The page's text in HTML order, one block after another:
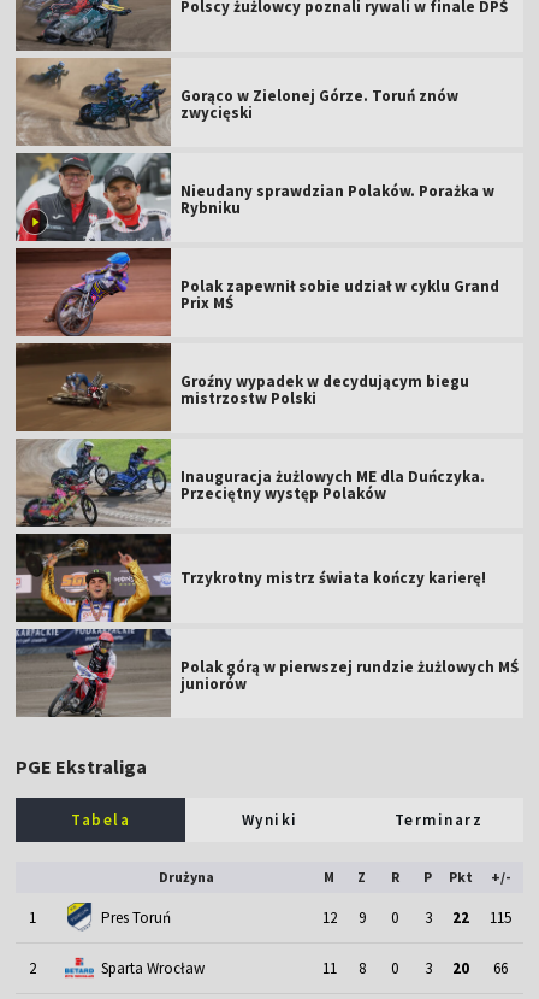
Polscy żużlowcy poznali rywali w finale DPŚ
Gorąco w Zielonej Górze. Toruń znów
zwycięski
Nieudany sprawdzian Polaków. Porażka w
Rybniku
Polak zapewnił sobie udział w cyklu Grand
Prix MŚ
Groźny wypadek w decydującym biegu
mistrzostw Polski
Inauguracja żużlowych ME dla Duńczyka.
Przeciętny występ Polaków
Trzykrotny mistrz świata kończy karierę!
Polak górą w pierwszej rundzie żużlowych MŚ
juniorów
PGE Ekstraliga
Tabela Wyniki Terminarz
Drużyna M Z R P Pkt +/-
1 Pres Toruń 12 9 0 3 22 115
2 Sparta Wrocław 11 8 0 3 20 66